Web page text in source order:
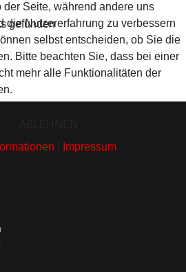
gefunden
Seite, während andere uns
die Nutzererfahrung zu verbessern
selbst entscheiden, ob Sie die
Bitte beachten Sie, dass bei einer
mehr alle Funktionalitäten der
Impressum